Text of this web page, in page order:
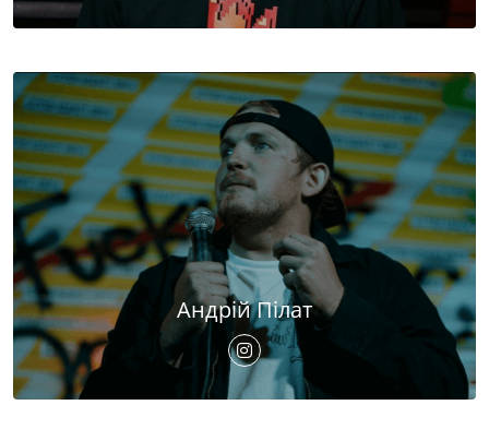
Андрій Пілат